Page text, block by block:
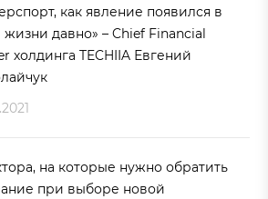
как явление появился в
давно» – Chief Financial
холдинга TECHIIA Евгений
на которые нужно обратить
при выборе новой